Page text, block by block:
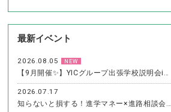
最新イベント
2026.08.05 NEW
【9月開催✨】YICグループ出張学校説明会i…
2026.07.17
知らないと損する！進学マネー×進路相談会…